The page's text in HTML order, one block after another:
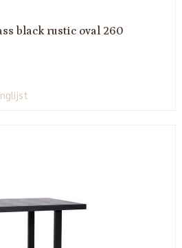
black rustic oval 260